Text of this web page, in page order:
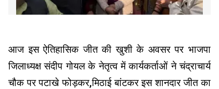
आज इस ऐतिहासिक जीत की खुशी के अवसर पर भाजपा
जिलाध्यक्ष संदीप गोयल के नेतृत्व में कार्यकर्ताओं ने चंद्राचार्य
चौक पर पटाखे फोड़कर,मिठाई बांटकर इस शानदार जीत का